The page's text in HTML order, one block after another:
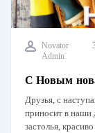
Novator
Admin
С Новым
Друзья, с
приносит в наши
застолья,